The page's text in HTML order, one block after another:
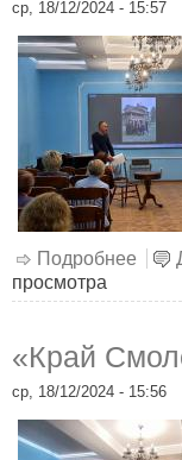
ср, 18/12/2024 - 15:57
Подробнее о
просмотра
«Край
ср, 18/12/2024 - 15:56